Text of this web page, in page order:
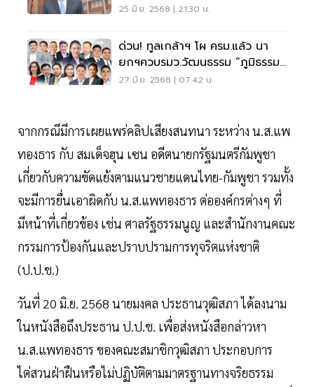
25 มิ.ย. 2568 | 21:30 น.
ด่วน! ทูลเกล้าฯ โผ ครม.แล้ว นา
ยกฯควบรมว.วัฒนธรรม “ภูมิธรรม”
มท.1
27 มิ.ย. 2568 | 07:42 น.
จากกรณีมีการเผยแพร่คลิปเสียงสนทนา ระหว่าง น.ส.แพ
ทองธาร กับ สมเด็จฮุน เซน อดีตนายกรัฐมนตรีกัมพูชา
เกี่ยวกับความขัดแย้งตามแนวชายแดนไทย-กัมพูชา รวมทั้ง
จะมีการยื่นเอาผิดกับ น.ส.แพทองธาร ต่อองค์กรต่างๆ ที่
มีหน้าที่เกี่ยวข้อง เช่น ศาลรัฐธรรมนูญ และสำนักงานคณะ
กรรมการป้องกันและปราบปรามการทุจริตแห่งชาติ
(ป.ป.ช.)
วันที่ 20 มิ.ย. 2568 นายมงคล ประธานวุฒิสภา ได้ลงนาม
ในหนังสือถึงประธาน ป.ป.ช. เพื่อส่งหนังสือกล่าวหา
น.ส.แพทองธาร ของคณะสมาชิกวุฒิสภา ประกอบการ
ไต่สวนฝ่าฝืนหรือไม่ปฏิบัติตามมาตรฐานทางจริยธรรม